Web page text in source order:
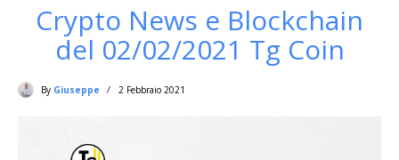
Crypto News e Blockchain
del 02/02/2021 Tg Coin
By Giuseppe 2 Febbraio 2021